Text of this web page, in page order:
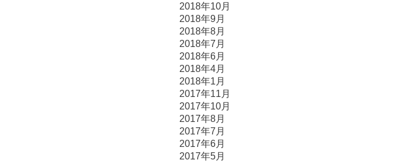
2018年10月
2018年9月
2018年8月
2018年7月
2018年6月
2018年4月
2018年1月
2017年11月
2017年10月
2017年8月
2017年7月
2017年6月
2017年5月